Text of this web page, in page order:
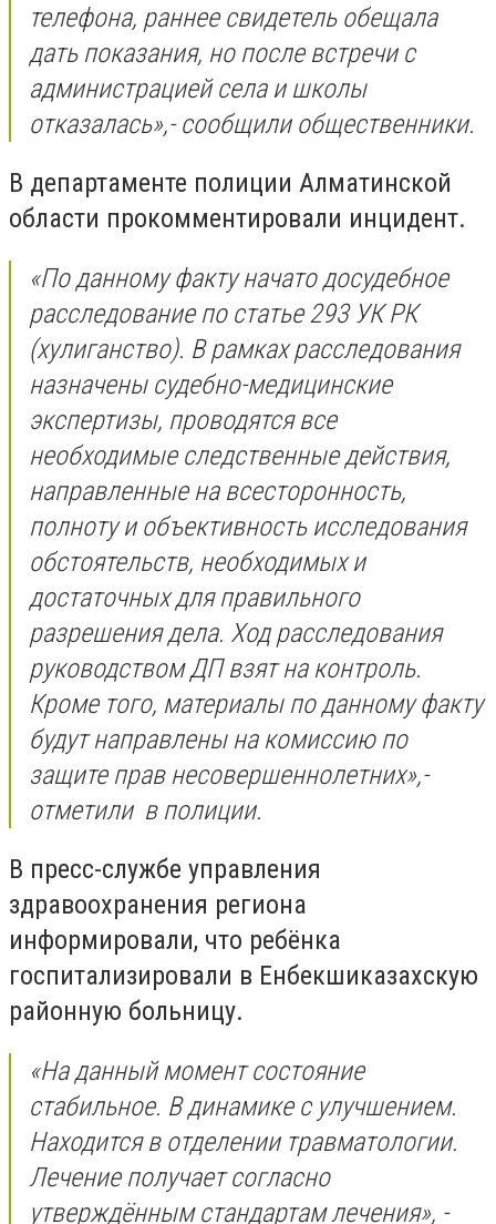
телефона, раннее свидетель обещала
дать показания, но после встречи с
администрацией села и школы
отказалась»,- сообщили общественники.
В департаменте полиции Алматинской
области прокомментировали инцидент.
«По данному факту начато досудебное
расследование по статье 293 УК РК
(хулиганство). В рамках расследования
назначены судебно-медицинские
экспертизы, проводятся все
необходимые следственные действия,
направленные на всесторонность,
полноту и объективность исследования
обстоятельств, необходимых и
достаточных для правильного
разрешения дела. Ход расследования
руководством ДП взят на контроль.
Кроме того, материалы по данному факту
будут направлены на комиссию по
защите прав несовершеннолетних»,-
отметили в полиции.
В пресс-службе управления
здравоохранения региона
информировали, что ребёнка
госпитализировали в Енбекшиказахскую
районную больницу.
«На данный момент состояние
стабильное. В динамике с улучшением.
Находится в отделении травматологии.
Лечение получает согласно
утверждённым стандартам лечения», -